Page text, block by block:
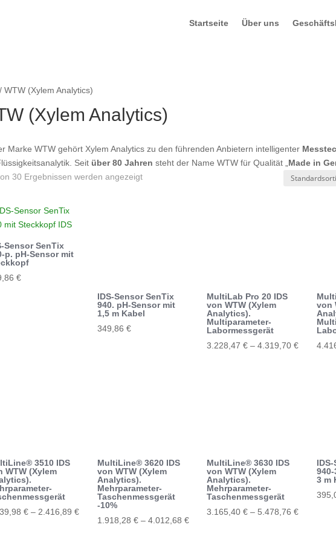
Startseite Über uns
WTW (Xylem Analytics)
(Xylem Analytics)
Marke WTW gehört Xylem Analytics zu den führenden Anbietern intelligenter
Seit über 80 Jahren steht der Name WTW für Qualität „ Made in
30 Ergebnissen werden angezeigt
Sensor SenTix
p. pH-Sensor mit
€
IDS-Sensor SenTix
940. pH-Sensor mit
1,5 m Kabel
349,86 €
MultiLab Pro 20 IDS
von WTW (Xylem
Analytics).
Multiparameter-
Labormessgerät
3.228,47€ –4.319,70€
können
auf
der
Produktseite
von
auf
der
3510 IDS
WTW (Xylem
€ – 2.416,89€
MultiLine® 3620 IDS
von WTW (Xylem
Analytics).
Mehrparameter-
Taschenmessgerät
-10%
1.918,28 €– 4.012,68 €
MultiLine® 3630 IDS
von WTW (Xylem
Analytics).
Mehrparameter-
Taschenmessgerät
3.165,40€ – 5.478,76€
3 m